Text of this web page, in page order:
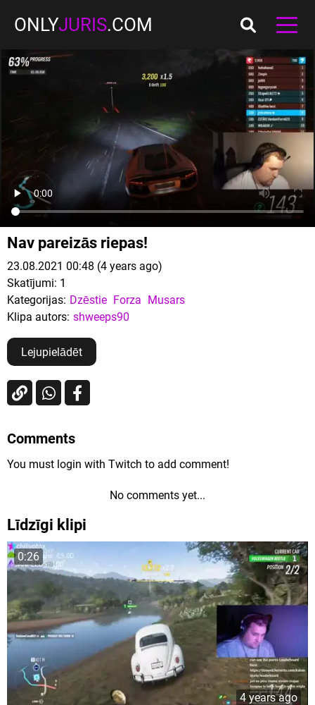
ONLYJURIS.COM
Nav pareizās riepas!
23.08.2021 00:48 (4 years ago)
Skatījumi: 1
Kategorijas: Dzēstie Forza Musars
Klipa autors: shweeps90
Lejupielādēt
Comments
You must login with Twitch to add comment!
No comments yet...
Līdzīgi klipi
0:26
4 years ago